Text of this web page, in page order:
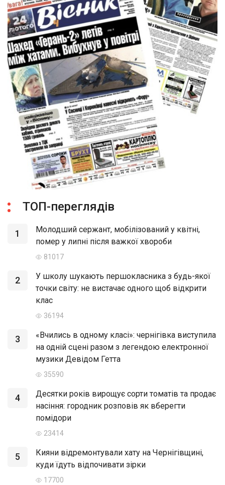
ТОП-переглядів
1
Молодший сержант, мобілізований у квітні,
помер у липні після важкої хвороби
81017
2
У школу шукають першокласника з будь-якої
точки світу: не вистачає одного щоб відкрити
клас
36194
3
«Вчились в одному класі»: чернігівка виступила
на одній сцені разом з легендою електронної
музики Девідом Гетта
35590
4
Десятки років вирощує сорти томатів та продає
насіння: городник розповів як вберегти
помідори
23414
5
Кияни відремонтували хату на Чернігівщині,
куди їдуть відпочивати зірки
17700